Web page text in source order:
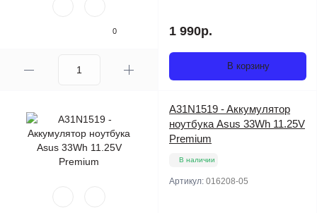
0 1 990р.
В корзину
A31N1519 - Aккумулятор
ноутбука Asus 33Wh 11.25V
Premium
В наличии
Артикул: 016208-05